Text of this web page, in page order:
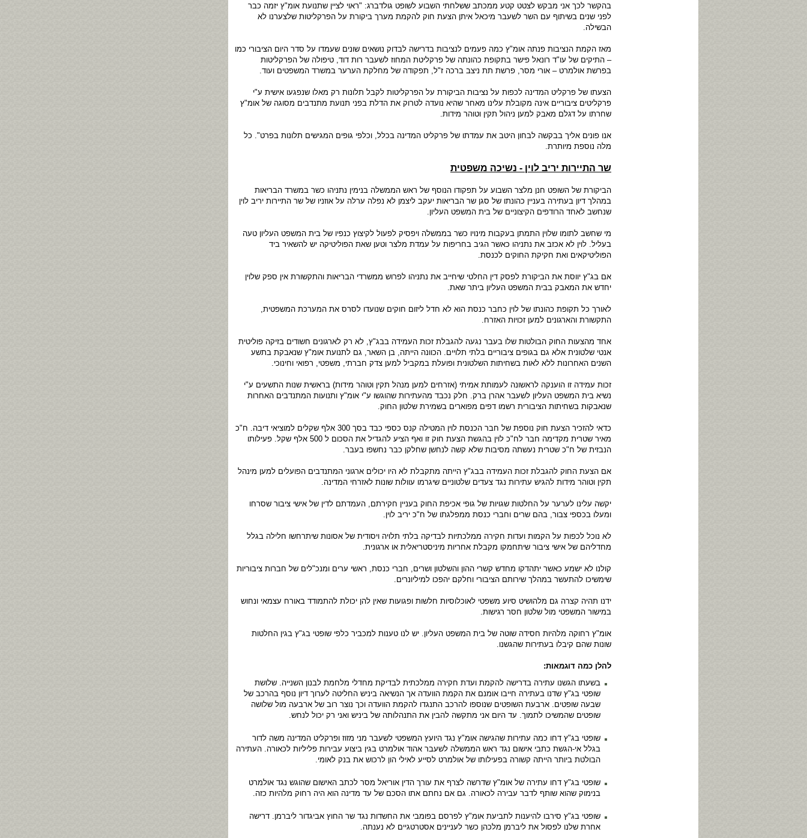
בהקשר לכך אני מבקש לצטט קטע ממכתב ששלחתי השבוע לשופט גולדברג: "ראוי לציין שתנועת אומ"ץ יזמה כבר
לפני שנים בשיתוף עם השר לשעבר מיכאל איתן הצעת חוק להקמת מערך ביקורת על הפרקליטות שלצערנו לא
הבשילה.
מאז הקמת הנציבות פנתה אומ"ץ כמה פעמים לנציבות בדרישה לבדוק נושאים שונים שעמדו על סדר היום הציבורי כמו
– התיקים של עו"ד רונאל פישר בתקופת כהונתה של פרקליטת המחוז לשעבר רות דוד, טיפולה של הפרקליטות
בפרשת אולמרט – אורי מסר, פרשת תת ניצב ברכה ז"ל, תפקודה של מחלקת הערער במשרד המשפטים ועוד.
הצעתו של פרקליט המדינה לכפות על נציבות הביקורת על הפרקליטות לקבל תלונות רק מאלו שנפגעו אישית ע"י
פרקליטים ציבוריים אינה מקובלת עלינו מאחר שהיא נועדה לטרוק את הדלת בפני תנועת מתנדבים מסוגה של אומ"ץ
שחרתו על דגלם מאבק למען ניהול תקין וטוהר מידות.
אנו פונים אליך בבקשה לבחון היטב את עמדתו של פרקליט המדינה בכלל, וכלפי גופים המגישים תלונות בפרט". כל
מלה נוספת מיותרת.
שר התיירות יריב לוין - נשיכה משפטית
הביקורת של השופט חנן מלצר השבוע על תפקודו הנוסף של ראש הממשלה בנימין נתניהו כשר במשרד הבריאות
במהלך דיון בעתירה בעניין כהונתו של סגן שר הבריאות יעקב ליצמן לא נפלה ערלה על אוזניו של שר התיירות יריב לוין
שנחשב לאחד הרודפים הקיצוניים של בית המשפט העליון.
מי שחשב לתומו שלוין התמתן בעקבות מינויו כשר בממשלה ויפסיק לפעול לקיצוץ כנפיו של בית המשפט העליון טעה
בעליל. לוין לא אכזב את נתניהו כאשר הגיב בחריפות על עמדת מלצר וטען שאת הפוליטיקה יש להשאיר ביד
הפוליטיקאים ואת חקיקת החוקים לכנסת.
אם בג"ץ יווסת את הביקורת לפסק דין החלטי שיחייב את נתניהו לפרוש ממשרדי הבריאות והתקשורת אין ספק שלוין
יחדש את המאבק בבית המשפט העליון ביתר שאת.
לאורך כל תקופת כהונתו של לוין כחבר כנסת הוא לא חדל ליזום חוקים שנועדו לסרס את המערכת המשפטית,
התקשורת והארגונים למען זכויות האזרח.
אחד מהצעות החוק הבולטות שלו בעבר נגעה להגבלת זכות העמידה בבג"ץ, לא רק לארגונים חשודים בזיקה פוליטית
אנטי שלטונית אלא גם בגופים ציבוריים בלתי תלויים. הכוונה הייתה, בן השאר, גם לתנועת אומ"ץ שנאבקת בתשע
השנים האחרונות ללא לאות בשחיתות השלטונית ופועלת במקביל למען צדק חברתי, משפטי, רפואי וחינוכי.
זכות עמידה זו הוענקה לראשונה לעמותת אמיתי (אזרחים למען מנהל תקין וטוהר מידות) בראשית שנות התשעים ע"י
נשיא בית המשפט העליון לשעבר אהרן ברק. חלק נכבד מהעתירות שהוגשו ע"י אומ"ץ ותנועות המתנדבים האחרות
שנאבקות בשחיתות הציבורית רשמו דפים מפוארים בשמירת שלטון החוק.
כדאי להזכיר הצעת חוק נוספת של חבר הכנסת לוין המטילה קנס כספי כבד בסך 300 אלף שקלים למוציאי דיבה. ח"כ
מאיר שטרית מקדימה חבר לח"כ לוין בהגשת הצעת חוק זו ואף הציע להגדיל את הסכום ל 500 אלף שקל. פעילותו
הנבזית של ח"כ שטרית נעשתה מסיבות שלא קשה לנחשן שחלקן כבר נחשפו בעבר.
אם הצעת החוק להגבלת זכות העמידה בבג"ץ הייתה מתקבלת לא היו יכולים ארגוני המתנדבים הפועלים למען מינהל
תקין וטוהר מידות להגיש עתירות נגד צעדים שלטוניים שיגרמו עוולות שונות לאזרחי המדינה.
יקשה עלינו לערער על החלטות שגויות של גופי אכיפת החוק בעניין חקירתם, העמדתם לדין של אישי ציבור שסרחו
ומעלו בכספי צבור, בהם שרים וחברי כנסת ממפלגתו של ח"כ יריב לוין.
לא נוכל לכפות על הקמות ועדות חקירה ממלכתיות לבדיקה בלתי תלויה ויסודית של אסונות שיתרחשו חלילה בגלל
מחדליהם של אישי ציבור שיתחמקו מקבלת אחריות מיניסטריאלית או ארגונית.
קולנו לא ישמע כאשר יתהדקו מחדש קשרי ההון והשלטון ושרים, חברי כנסת, ראשי ערים ומנכ"לים של חברות ציבוריות
שימשיכו להתעשר במהלך שירותם הציבורי וחלקם יהפכו למיליונרים.
ידנו תהיה קצרה גם מלהושיט סיוע משפטי לאוכלוסיות חלשות ופגועות שאין להן יכולת להתמודד באורח עצמאי ונחוש
במישור המשפטי מול שלטון חסר רגישות.
אומ"ץ רחוקה מלהיות חסידה שוטה של בית המשפט העליון. יש לנו טענות למכביר כלפי שופטי בג"ץ בגין החלטות
שונות שהם קיבלו בעתירות שהגשנו.
להלן כמה דוגמאות:
בשעתו הגשנו עתירה בדרישה להקמת ועדת חקירה ממלכתית לבדיקת מחדלי מלחמת לבנון השנייה. שלושת
שופטי בג"ץ שדנו בעתירה חייבו אומנם את הקמת הוועדה אך הנשיאה ביניש החליטה לערוך דיון נוסף בהרכב של
שבעה שופטים. ארבעת השופטים שנוספו להרכב התנגדו להקמת הוועדה וכך נוצר רוב של ארבעה מול שלושה
שופטים שהמשיכו לתמוך. עד היום אני מתקשה להבין את התנהלותה של ביניש ואני רק יכול לנחש.
שופטי בג"ץ דחו כמה עתירות שהגישה אומ"ץ נגד היועץ המשפטי לשעבר מני מזוז ופרקליט המדינה משה לדור
בגלל אי-הגשת כתבי אישום נגד ראש הממשלה לשעבר אהוד אולמרט בגין ביצוע עבירות פליליות לכאורה. העתירה
הבולטת ביותר הייתה קשורה בפעילותו של אולמרט לסייע לאילי הון לרכוש את בנק לאומי.
שופטי בג"ץ דחו עתירה של אומ"ץ שדרשה לצרף את עורך הדין אוריאל מסר לכתב האישום שהוגש נגד אולמרט
בנימוק שהוא שותף לדבר עבירה לכאורה. גם אם נחתם אתו הסכם של עד מדינה הוא היה רחוק מלהיות כזה.
שופטי בג"ץ סירבו להיענות לתביעת אומ"ץ לפרסם בפומבי את החשדות נגד שר החוץ אביגדור ליברמן. דרישה
אחרת שלנו לפסול את ליברמן מלכהן כשר לעניינים אסטרטגיים לא נענתה.